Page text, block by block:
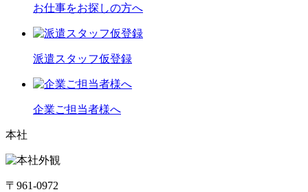
お仕事をお探しの方へ
派遣スタッフ仮登録
企業ご担当者様へ
本社
〒961-0972